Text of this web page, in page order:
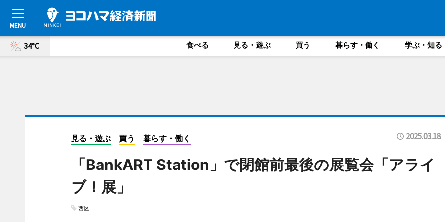
34°C 食べる 見る・遊ぶ 買う 暮らす・働く 学ぶ・知る
見る・遊ぶ 買う 暮らす・働く 2025.03.18
「BankART Station」で閉館前最後の展覧会「アライ
ブ！展」
西区